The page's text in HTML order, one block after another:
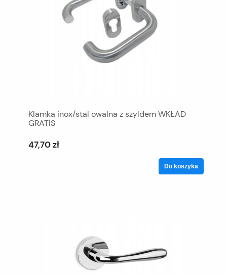
Klamka inox/stal owalna z szyldem WKŁAD
GRATIS
47,70 zł
Do koszyka